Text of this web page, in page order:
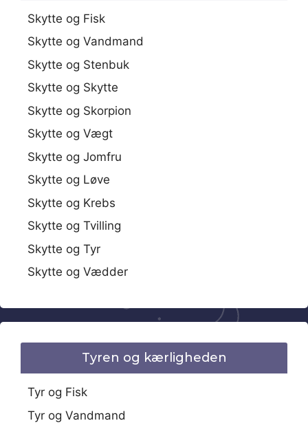
Skytte og Fisk
Skytte og Vandmand
Skytte og Stenbuk
Skytte og Skytte
Skytte og Skorpion
Skytte og Vægt
Skytte og Jomfru
Skytte og Løve
Skytte og Krebs
Skytte og Tvilling
Skytte og Tyr
Skytte og Vædder
Tyren og kærligheden
Tyr og Fisk
Tyr og Vandmand